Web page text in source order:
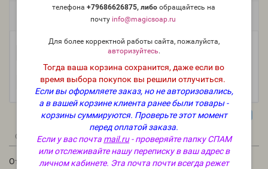
телефона+79686626875, либообращайтесь на
почту info@magicsoap.ru
Для более корректной работы сайта, пожалуйста,
авторизуйтесь.
Тогда ваша корзина сохранится, даже если во
время выбора покупок вы решили отлучиться.
Если вы оформляете заказ, но не авторизовались,
а в вашей корзине клиента ранее были товары -
корзины суммируются. Проверьте этот момент
перед оплатой заказа.
Если у вас почта mail.ru- проверяйте папку СПАМ
или отслеживайте нашу переписку в ваш адрес в
личном кабинете. Эта почта почти всегда режет
Есть в наличии
В корзину
Описание Отзывы 0 Вопрос - Ответ
Отдушка для мыла, духов и косметических средств.